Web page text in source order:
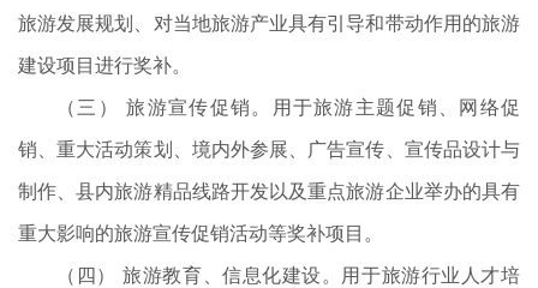
旅游发展规划、对当地旅游产业具有引导和带动作用的旅游
建设项目进行奖补。
（三） 旅游宣传促销。用于旅游主题促销、网络促
销、重大活动策划、境内外参展、广告宣传、宣传品设计与
制作、县内旅游精品线路开发以及重点旅游企业举办的具有
重大影响的旅游宣传促销活动等奖补项目。
（四） 旅游教育、信息化建设。用于旅游行业人才培